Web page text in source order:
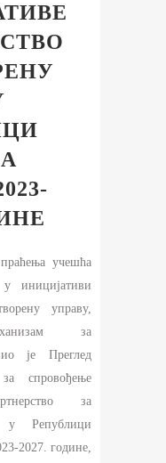
учешћа
иницијативи
управу,
за
је Преглед
спровођење
за
у Републици
2027. године,